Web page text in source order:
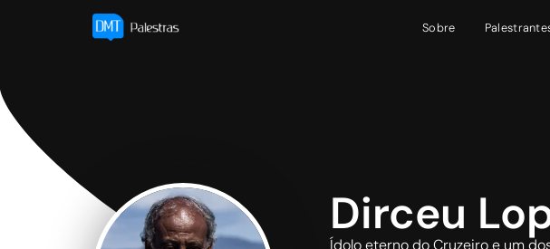
Sobre
Dirceu
Ídolo eterno do Cruzeiro e um